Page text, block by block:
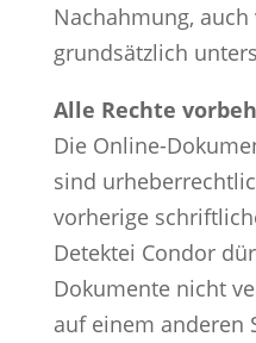
Nachahmung,
grundsätzlich
Alle Rechte
Die Online-
sind
vorherige
Detektei Condor
Dokumente nicht
auf einem anderen